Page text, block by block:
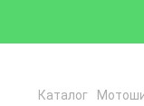
Каталог